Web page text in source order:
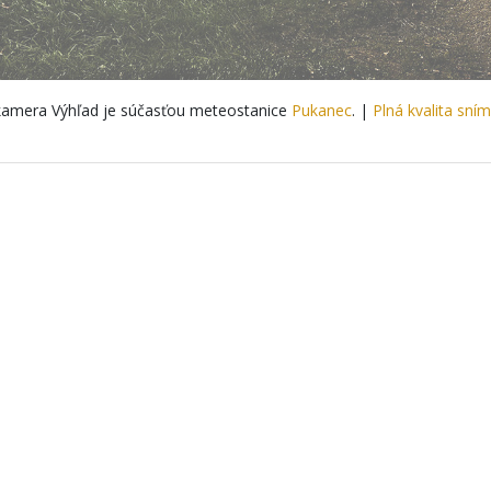
Výhľad je súčasťou meteostanice Pukanec. | Plná kvalita